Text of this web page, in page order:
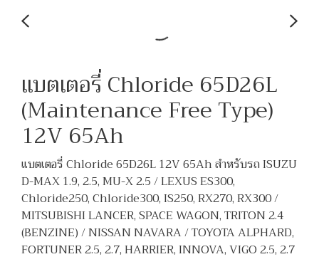
แบตเตอรี่ Chloride 65D26L
(Maintenance Free Type)
12V 65Ah
แบตเตอรี่ Chloride 65D26L 12V 65Ah สำหรับรถ ISUZU
D-MAX 1.9, 2.5, MU-X 2.5 / LEXUS ES300,
Chloride250, Chloride300, IS250, RX270, RX300 /
MITSUBISHI LANCER, SPACE WAGON, TRITON 2.4
(BENZINE) / NISSAN NAVARA / TOYOTA ALPHARD,
FORTUNER 2.5, 2.7, HARRIER, INNOVA, VIGO 2.5, 2.7